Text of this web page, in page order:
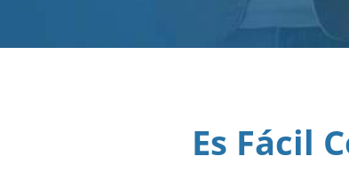
Es Fácil